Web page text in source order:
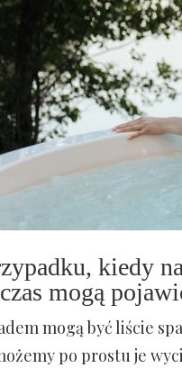
kiedy
mogą
mogą być liście
po prostu je